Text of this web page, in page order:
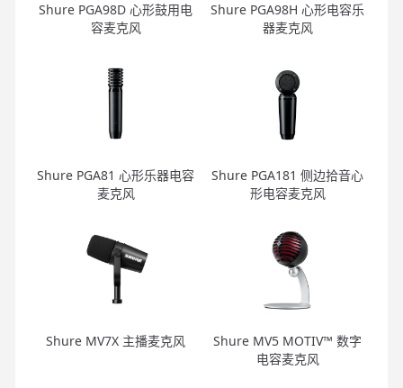
Shure PGA98D 心形鼓用电
容麦克风
Shure PGA98H 心形电容乐
器麦克风
Shure PGA81 心形乐器电容
麦克风
Shure PGA181 侧边拾音心
形电容麦克风
Shure MV7X 主播麦克风
Shure MV5 MOTIV™ 数字
电容麦克风